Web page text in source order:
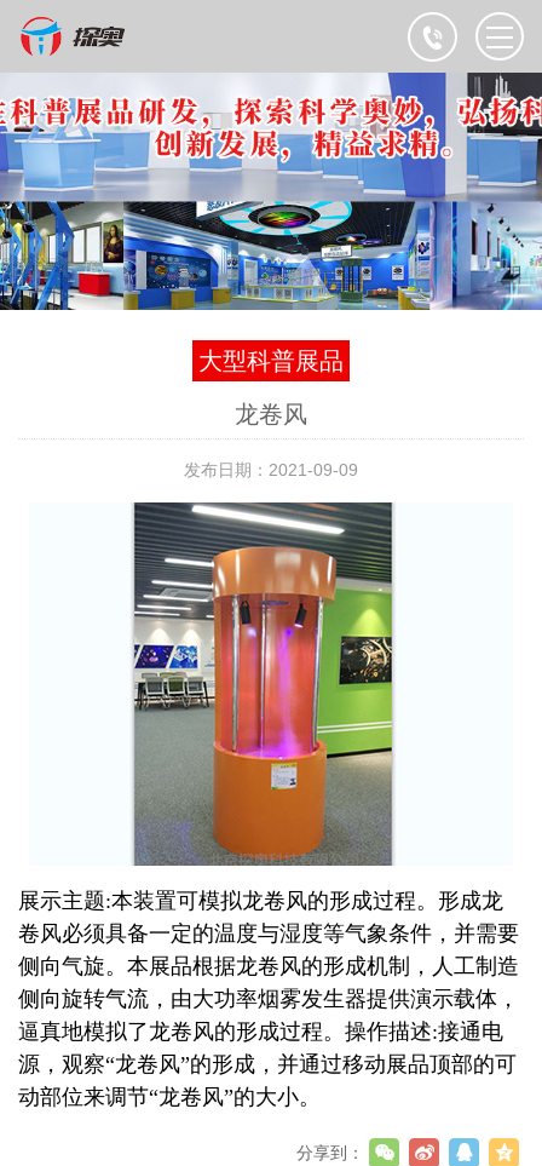
大型科普展品
龙卷风
发布日期：2021-09-09
展示主题:本装置可模拟龙卷风的形成过程。形成龙
卷风必须具备一定的温度与湿度等气象条件，并需要
侧向气旋。本展品根据龙卷风的形成机制，人工制造
侧向旋转气流，由大功率烟雾发生器提供演示载体，
逼真地模拟了龙卷风的形成过程。 操作描述:接通电
源，观察“龙卷风”的形成，并通过移动展品顶部的可
动部位来调节“龙卷风”的大小。
分享到：